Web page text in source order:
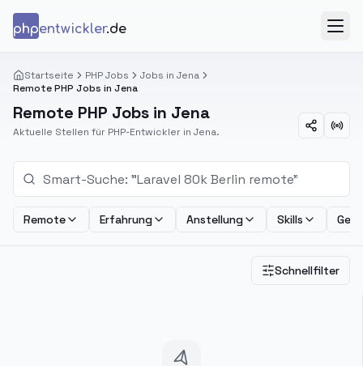
phpentwickler.de
Startseite PHP Jobs
Jobs in Jena
Remote PHP Jobs in Jena
Remote PHP Jobs in Jena
Aktuelle Stellen für PHP-Entwickler in Jena.
Remote Erfahrung Anstellung Skills
Schnellfilter